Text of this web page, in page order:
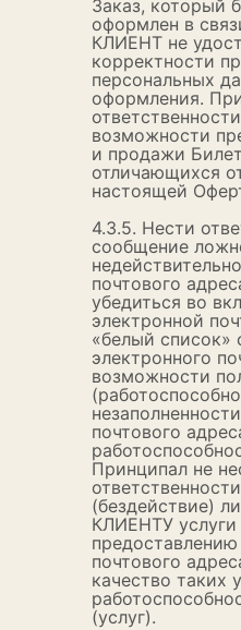
Заказ, который
оформлен в
КЛИЕНТ не
корректности
персональных
оформления.
возможности
и продажи
отличающихся
настоящей
4.3.5. Нести
сообщение
почтового
убедиться во
электронной
«белый список»
электронного
возможности
почтового
Принципал не
(бездействие)
КЛИЕНТУ услуги
почтового
качество таких
(услуг).